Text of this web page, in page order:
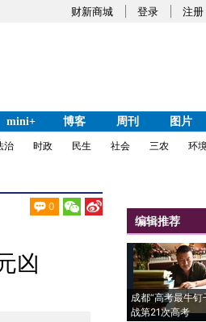
财新商城 登录 注册
mini+ 博客 周刊 图片
治 时政 民生 社会 三农 环
0
凶
编辑推荐
成都“高考最牛钉
战第21次高考